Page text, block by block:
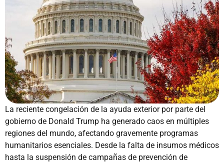
La reciente congelación de la ayuda exterior por parte del
gobierno de Donald Trump ha generado caos en múltiples
regiones del mundo, afectando gravemente programas
humanitarios esenciales. Desde la falta de insumos médicos
hasta la suspensión de campañas de prevención de